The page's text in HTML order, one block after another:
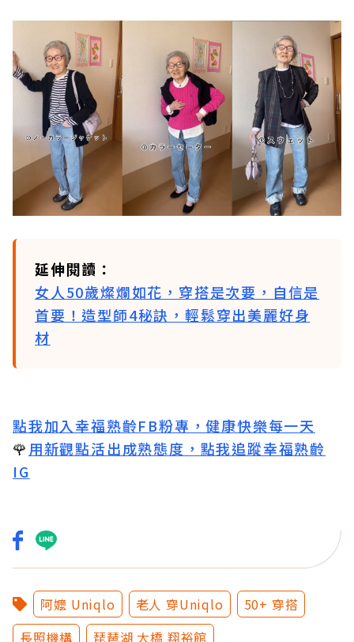
延伸閱讀：
女人50歲燦爛如花，穿搭是次要，自信是
首要！造型師4秘訣，輕鬆穿出美麗好身
材
點我加入幸福熟齡FB粉專，健康快樂每一天
🌹 用新觀點活出成熟態度，點我追蹤幸福熟齡
IG
阿嬤 Uniqlo 老人 穿Uniqlo
50+ 穿搭
長照機構
琵琶湖 大橋 翔裕館